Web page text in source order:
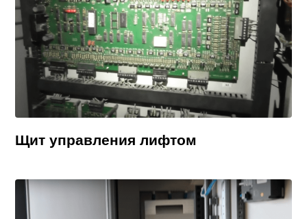
Щит управления лифтом